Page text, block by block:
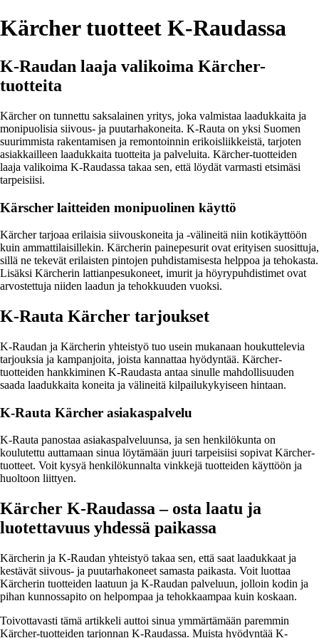
Kärcher tuotteet K-Raudassa
K-Raudan laaja valikoima Kärcher-
tuotteita
Kärcher on tunnettu saksalainen yritys, joka valmistaa laadukkaita ja
monipuolisia siivous- ja puutarhakoneita. K-Rauta on yksi Suomen
suurimmista rakentamisen ja remontoinnin erikoisliikkeistä, tarjoten
asiakkailleen laadukkaita tuotteita ja palveluita. Kärcher-tuotteiden
laaja valikoima K-Raudassa takaa sen, että löydät varmasti etsimäsi
tarpeisiisi.
Kärscher laitteiden monipuolinen käyttö
Kärcher tarjoaa erilaisia siivouskoneita ja -välineitä niin kotikäyttöön
kuin ammattilaisillekin. Kärcherin painepesurit ovat erityisen suosittuja,
sillä ne tekevät erilaisten pintojen puhdistamisesta helppoa ja tehokasta.
Lisäksi Kärcherin lattianpesukoneet, imurit ja höyrypuhdistimet ovat
arvostettuja niiden laadun ja tehokkuuden vuoksi.
K-Rauta Kärcher tarjoukset
K-Raudan ja Kärcherin yhteistyö tuo usein mukanaan houkuttelevia
tarjouksia ja kampanjoita, joista kannattaa hyödyntää. Kärcher-
tuotteiden hankkiminen K-Raudasta antaa sinulle mahdollisuuden
saada laadukkaita koneita ja välineitä kilpailukykyiseen hintaan.
K-Rauta Kärcher asiakaspalvelu
K-Rauta panostaa asiakaspalveluunsa, ja sen henkilökunta on
koulutettu auttamaan sinua löytämään juuri tarpeisiisi sopivat Kärcher-
tuotteet. Voit kysyä henkilökunnalta vinkkejä tuotteiden käyttöön ja
huoltoon liittyen.
Kärcher K-Raudassa – osta laatu ja
luotettavuus yhdessä paikassa
Kärcherin ja K-Raudan yhteistyö takaa sen, että saat laadukkaat ja
kestävät siivous- ja puutarhakoneet samasta paikasta. Voit luottaa
Kärcherin tuotteiden laatuun ja K-Raudan palveluun, jolloin kodin ja
pihan kunnossapito on helpompaa ja tehokkaampaa kuin koskaan.
Toivottavasti tämä artikkeli auttoi sinua ymmärtämään paremmin
Kärcher-tuotteiden tarjonnan K-Raudassa. Muista hyödyntää K-